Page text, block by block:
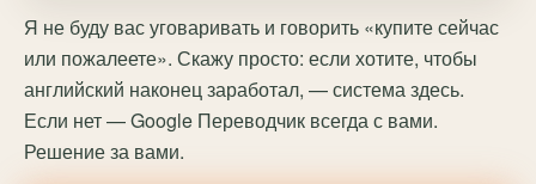
Я не буду вас уговаривать и говорить «купите сейчас
или пожалеете». Скажу просто: если хотите, чтобы
английский наконец заработал, — система здесь.
Если нет — Google Переводчик всегда с вами.
Решение за вами.